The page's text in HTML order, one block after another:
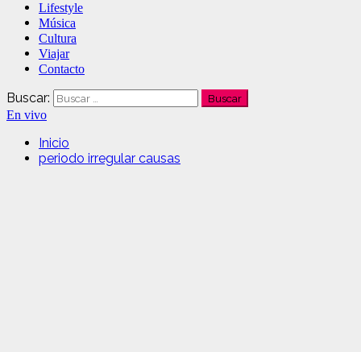
Lifestyle
Música
Cultura
Viajar
Contacto
Buscar:
En vivo
Inicio
periodo irregular causas